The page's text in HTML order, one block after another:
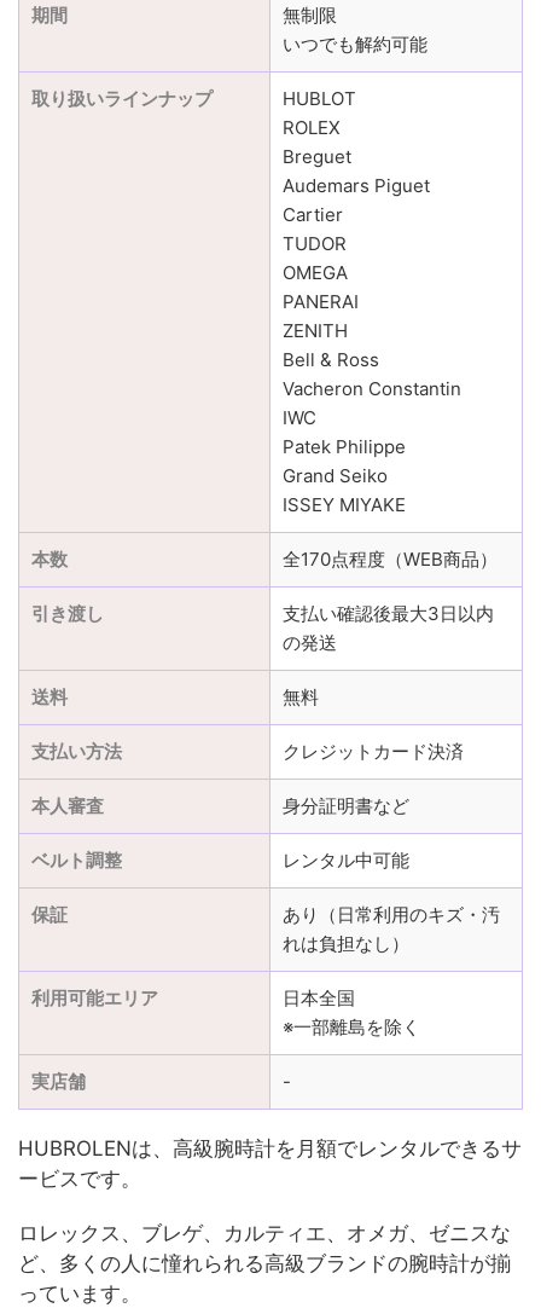
期間
無制限
いつでも解約可能
取り扱いラインナップ
HUBLOT
ROLEX
Breguet
Audemars Piguet
Cartier
TUDOR
OMEGA
PANERAI
ZENITH
Bell & Ross
Vacheron Constantin
IWC
Patek Philippe
Grand Seiko
ISSEY MIYAKE
本数 全170点程度（WEB商品）
引き渡し
支払い確認後最大3日以内
の発送
送料 無料
支払い方法 クレジットカード決済
本人審査 身分証明書など
ベルト調整 レンタル中可能
保証
あり（日常利用のキズ・汚
れは負担なし）
利用可能エリア
日本全国
※一部離島を除く
実店舗 -
HUBROLENは、高級腕時計を月額でレンタルできるサ
ービスです。
ロレックス、ブレゲ、カルティエ、オメガ、ゼニスな
ど、多くの人に憧れられる高級ブランドの腕時計が揃
っています。